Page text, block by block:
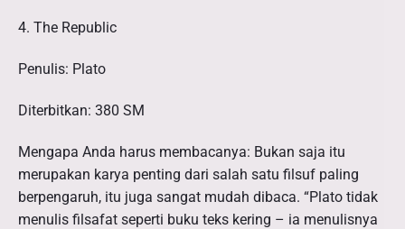
4. The Republic
Penulis: Plato
Diterbitkan: 380 SM
Mengapa Anda harus membacanya: Bukan saja itu
merupakan karya penting dari salah satu filsuf paling
berpengaruh, itu juga sangat mudah dibaca. “Plato tidak
menulis filsafat seperti buku teks kering – ia menulisnya